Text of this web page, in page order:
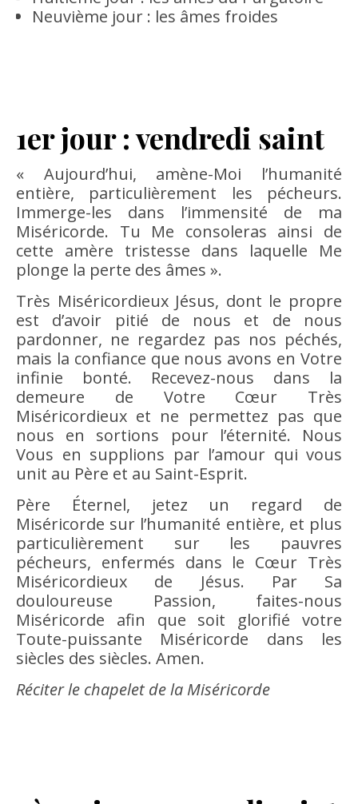
Neuvième jour : les âmes froides
1er jour : vendredi saint
« Aujourd’hui, amène-Moi l’humanité
entière, particulièrement les pécheurs.
Immerge-les dans l’immensité de ma
Miséricorde. Tu Me consoleras ainsi de
cette amère tristesse dans laquelle Me
plonge la perte des âmes ».
Très Miséricordieux Jésus, dont le propre
est d’avoir pitié de nous et de nous
pardonner, ne regardez pas nos péchés,
mais la confiance que nous avons en Votre
infinie bonté. Recevez-nous dans la
demeure de Votre Cœur Très
Miséricordieux et ne permettez pas que
nous en sortions pour l’éternité. Nous
Vous en supplions par l’amour qui vous
unit au Père et au Saint-Esprit.
Père Éternel, jetez un regard de
Miséricorde sur l’humanité entière, et plus
particulièrement sur les pauvres
pécheurs, enfermés dans le Cœur Très
Miséricordieux de Jésus. Par Sa
douloureuse Passion, faites-nous
Miséricorde afin que soit glorifié votre
Toute-puissante Miséricorde dans les
siècles des siècles. Amen.
Réciter le chapelet de la Miséricorde